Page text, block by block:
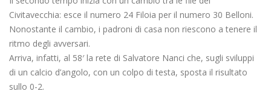
Civitavecchia: esce il numero 24 Filoia per il numero 30 Belloni.
Nonostante il cambio, i padroni di casa non riescono a tenere il
ritmo degli avversari.
Arriva, infatti, al 58′ la rete di Salvatore Nanci che, sugli sviluppi
di un calcio d’angolo, con un colpo di testa, sposta il risultato
sullo 0-2.